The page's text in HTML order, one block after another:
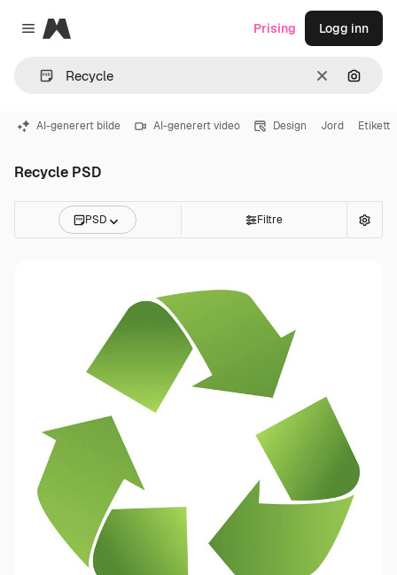
Close menu
Magnific
Slett Søk
Prising Logg inn
AI-generert bilde AI-generert video Design Jord Etikett
Recycle PSD
PSD Filtre